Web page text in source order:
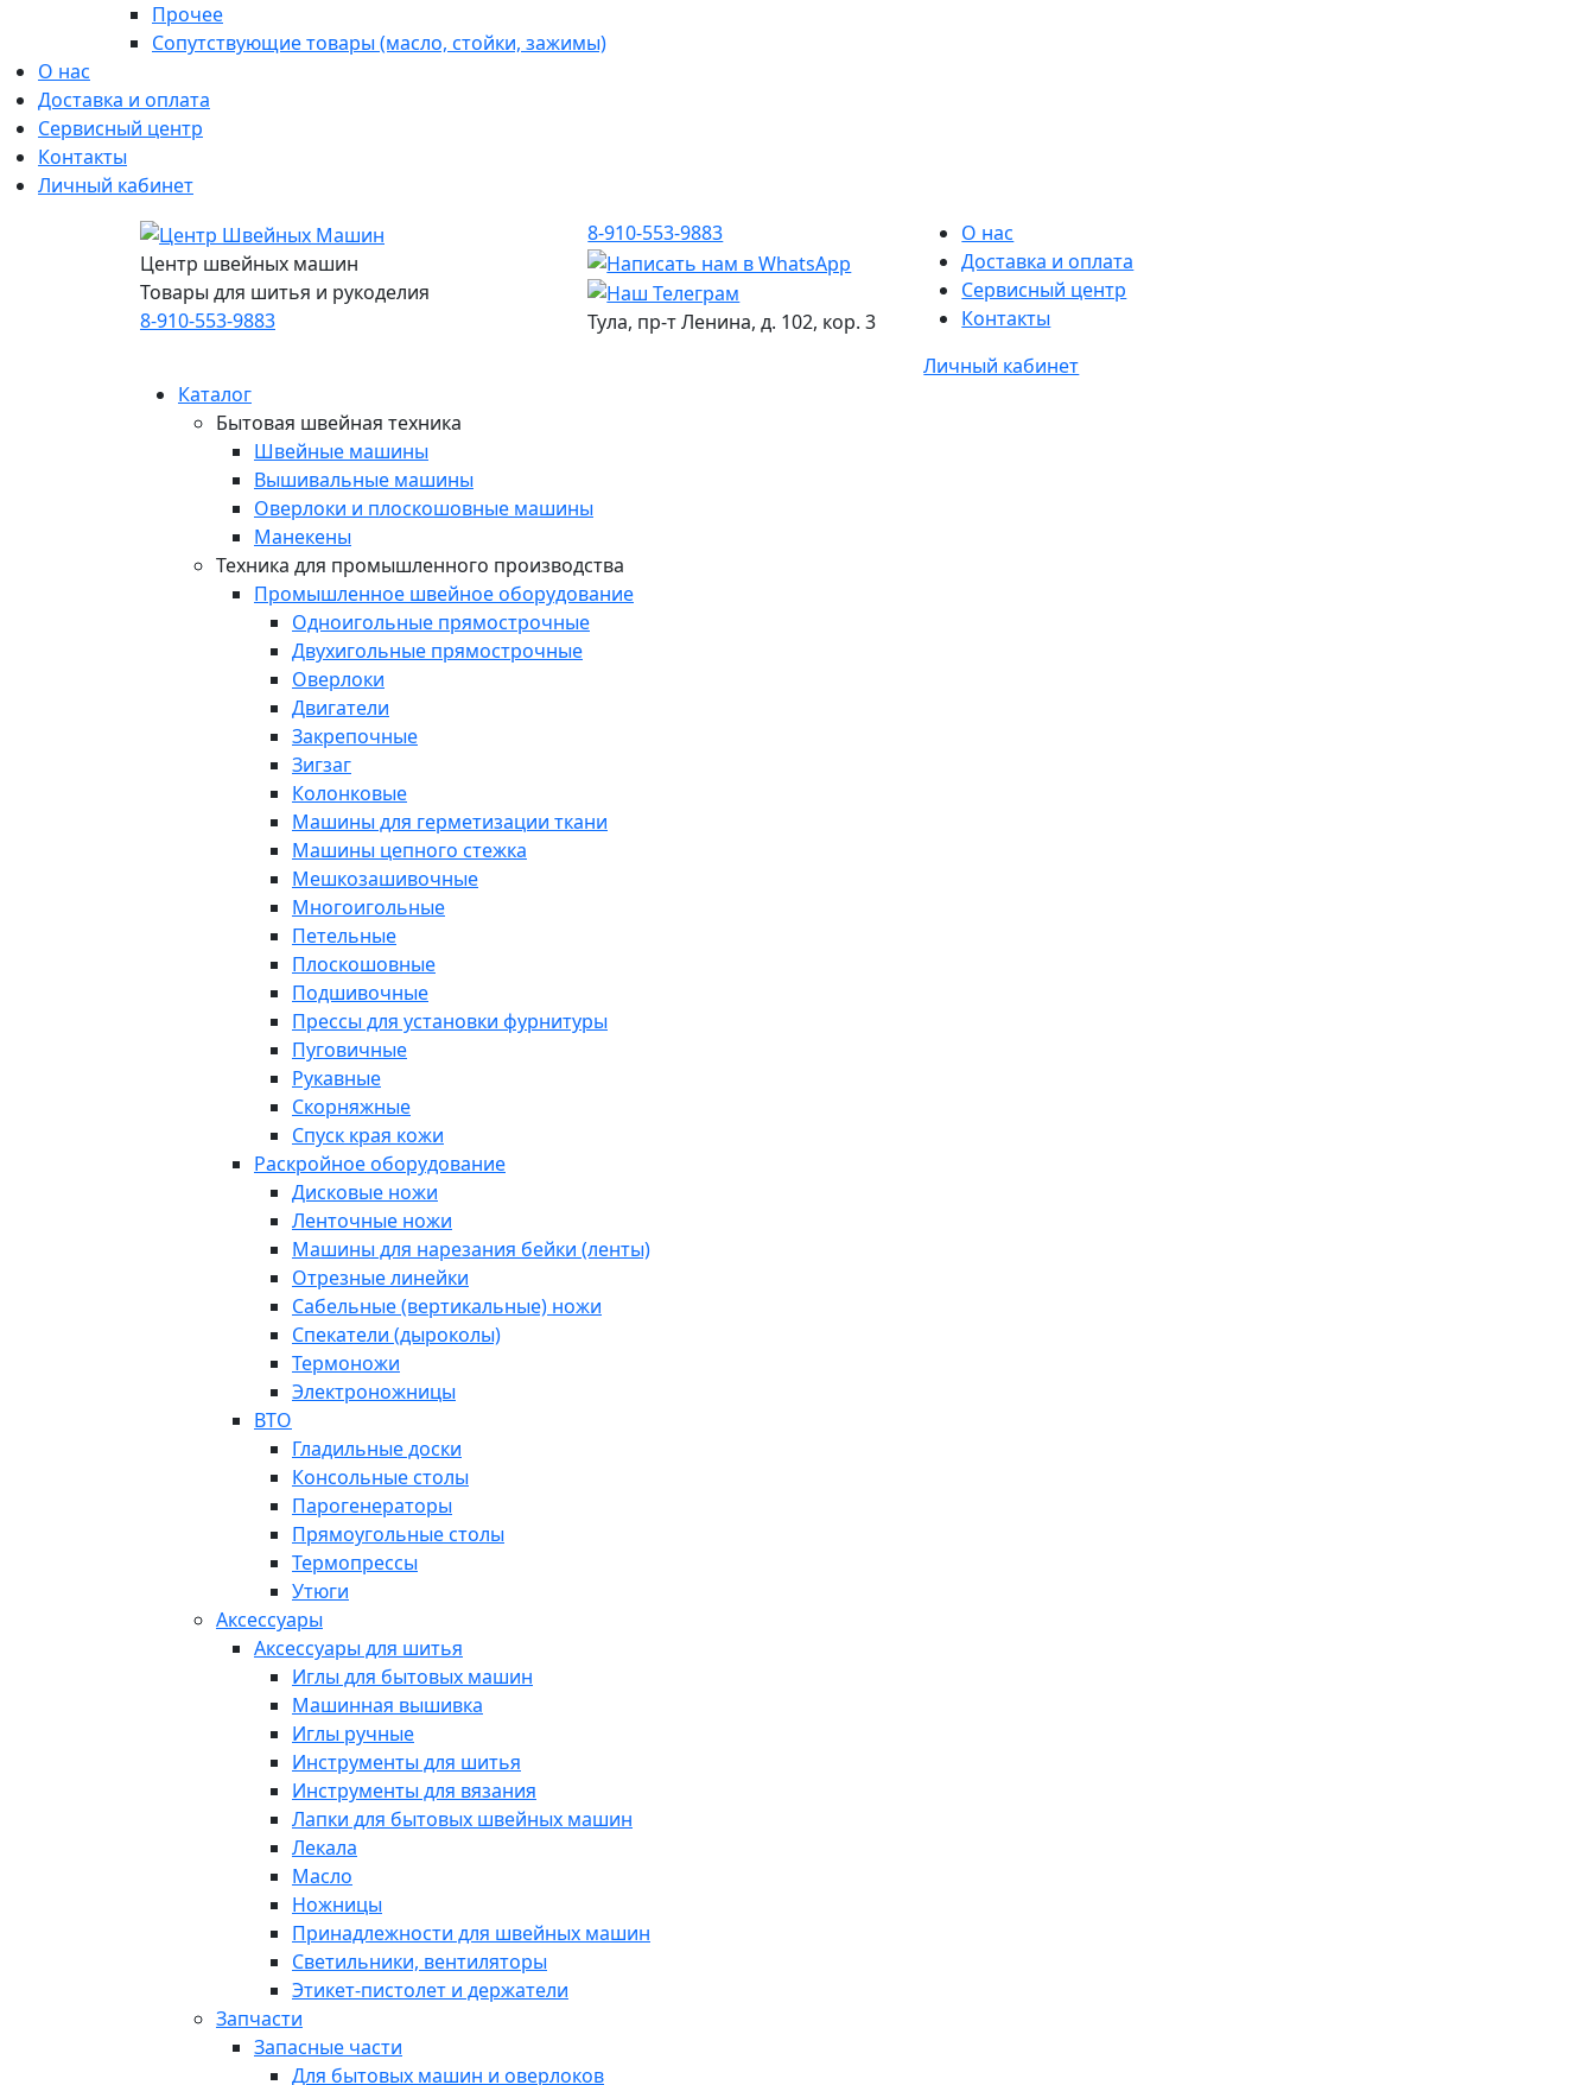
Прочее
Сопутствующие товары (масло, стойки, зажимы)
О нас
Доставка и оплата
Сервисный центр
Контакты
Личный кабинет
Центр швейных машин
Товары для шитья и рукоделия
8-910-553-9883
8-910-553-9883
Тула, пр-т Ленина, д. 102, кор. 3
О нас
Доставка и оплата
Сервисный центр
Контакты
Личный кабинет
Каталог
Бытовая швейная техника
Швейные машины
Вышивальные машины
Оверлоки и плоскошовные машины
Манекены
Техника для промышленного производства
Промышленное швейное оборудование
Одноигольные прямострочные
Двухигольные прямострочные
Оверлоки
Двигатели
Закрепочные
Зигзаг
Колонковые
Машины для герметизации ткани
Машины цепного стежка
Мешкозашивочные
Многоигольные
Петельные
Плоскошовные
Подшивочные
Прессы для установки фурнитуры
Пуговичные
Рукавные
Скорняжные
Спуск края кожи
Раскройное оборудование
Дисковые ножи
Ленточные ножи
Машины для нарезания бейки (ленты)
Отрезные линейки
Сабельные (вертикальные) ножи
Спекатели (дыроколы)
Термоножи
Электроножницы
ВТО
Гладильные доски
Консольные столы
Парогенераторы
Прямоугольные столы
Термопрессы
Утюги
Аксессуары
Аксессуары для шитья
Иглы для бытовых машин
Машинная вышивка
Иглы ручные
Инструменты для шитья
Инструменты для вязания
Лапки для бытовых швейных машин
Лекала
Масло
Ножницы
Принадлежности для швейных машин
Светильники, вентиляторы
Этикет-пистолет и держатели
Запчасти
Запасные части
Для бытовых машин и оверлоков